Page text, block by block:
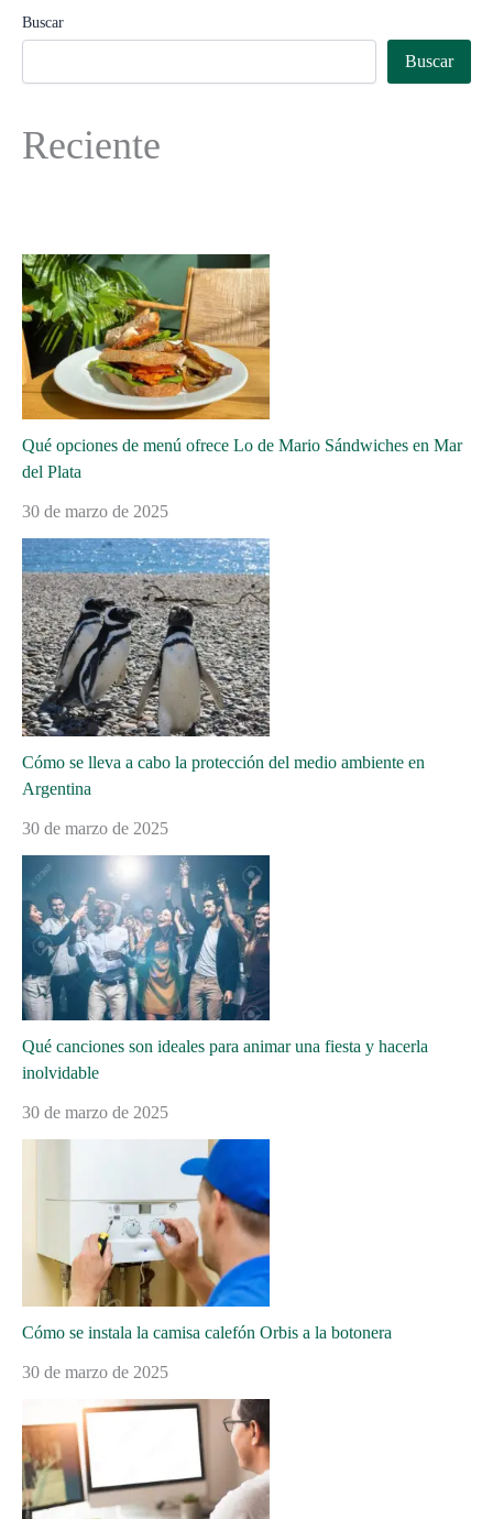
Buscar
Buscar
Reciente
Qué opciones de menú ofrece Lo de Mario Sándwiches en Mar
del Plata
30 de marzo de 2025
Cómo se lleva a cabo la protección del medio ambiente en
Argentina
30 de marzo de 2025
Qué canciones son ideales para animar una fiesta y hacerla
inolvidable
30 de marzo de 2025
Cómo se instala la camisa calefón Orbis a la botonera
30 de marzo de 2025